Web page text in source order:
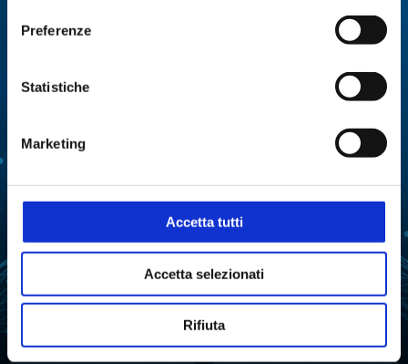
Preferenze
Statistiche
Marketing
Accetta tutti
Accetta selezionati
Rifiuta
strumenti per diverse applicazioni.
ANALISI ENZIMATICA
MULTIPARAMETRICA
MANIPOLAZIONE LIQUIDI
PURIFICAZIONE
REAZIONE
ANALISI ATTIVITÀ